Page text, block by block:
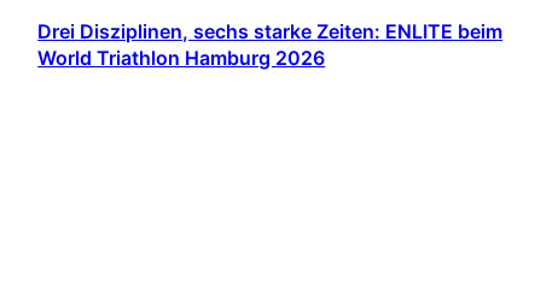
Drei Disziplinen, sechs starke Zeiten: ENLITE beim
World Triathlon Hamburg 2026